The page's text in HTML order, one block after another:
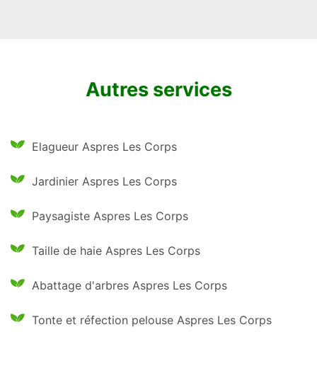
Autres services
Elagueur Aspres Les Corps
Jardinier Aspres Les Corps
Paysagiste Aspres Les Corps
Taille de haie Aspres Les Corps
Abattage d'arbres Aspres Les Corps
Tonte et réfection pelouse Aspres Les Corps